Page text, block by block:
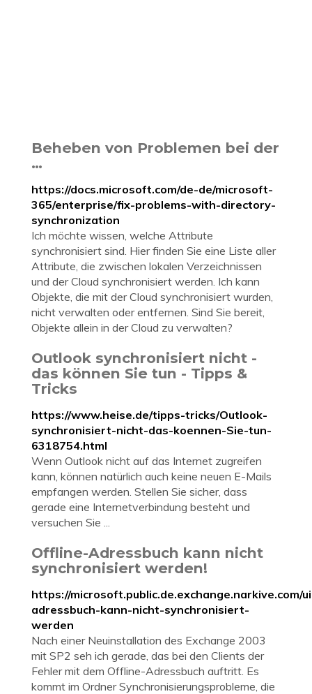
Beheben von Problemen bei der
…
https://docs.microsoft.com/de-de/microsoft-
365/enterprise/fix-problems-with-directory-
synchronization
Ich möchte wissen, welche Attribute
synchronisiert sind. Hier finden Sie eine Liste aller
Attribute, die zwischen lokalen Verzeichnissen
und der Cloud synchronisiert werden. Ich kann
Objekte, die mit der Cloud synchronisiert wurden,
nicht verwalten oder entfernen. Sind Sie bereit,
Objekte allein in der Cloud zu verwalten?
Outlook synchronisiert nicht -
das können Sie tun - Tipps &
Tricks
https://www.heise.de/tipps-tricks/Outlook-
synchronisiert-nicht-das-koennen-Sie-tun-
6318754.html
Wenn Outlook nicht auf das Internet zugreifen
kann, können natürlich auch keine neuen E-Mails
empfangen werden. Stellen Sie sicher, dass
gerade eine Internetverbindung besteht und
versuchen Sie ...
Offline-Adressbuch kann nicht
synchronisiert werden!
https://microsoft.public.de.exchange.narkive.com/
adressbuch-kann-nicht-synchronisiert-
werden
Nach einer Neuinstallation des Exchange 2003
mit SP2 seh ich gerade, das bei den Clients der
Fehler mit dem Offline-Adressbuch auftritt. Es
kommt im Ordner Synchronisierungsprobleme, die